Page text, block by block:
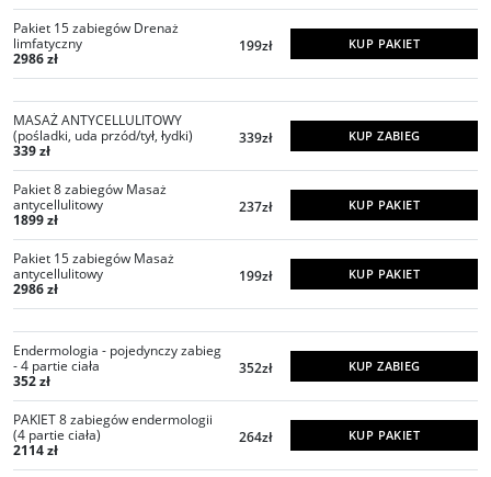
Pakiet 15 zabiegów Drenaż
limfatyczny
2986 zł
199zł KUP PAKIET
MASAŻ ANTYCELLULITOWY
(pośladki, uda przód/tył, łydki)
339 zł
339zł KUP ZABIEG
Pakiet 8 zabiegów Masaż
antycellulitowy
1899 zł
237zł KUP PAKIET
Pakiet 15 zabiegów Masaż
antycellulitowy
2986 zł
199zł KUP PAKIET
Endermologia - pojedynczy zabieg
- 4 partie ciała
352 zł
352zł KUP ZABIEG
PAKIET 8 zabiegów endermologii
(4 partie ciała)
2114 zł
264zł KUP PAKIET